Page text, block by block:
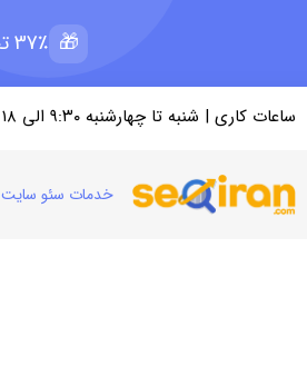
🎁 37٪ تخفیف ویژه سئو + 5 میلیون رپرتاژ رایگان؛ ظرفیت 11 از 15
ساعات کاری | شنبه تا چهارشنبه ۹:۳۰ الی ۱۸
خدمات سئو سایت